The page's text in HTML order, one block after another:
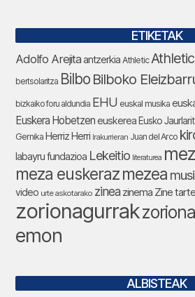
ETIKETAK
Adolfo Arejitaantzerkia Athletic
bertsolaritza Bilbo Bilboko
bizkaiko foru aldundia EHU euskal musika
Euskera Hobetzeneuskerea Eusko
Gernika Herriz Herri Irakurrieran Juan del Arco
labayru fundazioa Lekeitio literaturea
meza euskerazmezea
video urte askotarako zinea zinema Zine
zorionagurrak
emon
ALBISTEAK